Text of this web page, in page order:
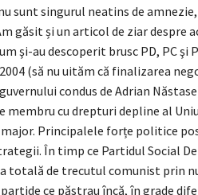
sunt singurul neatins de
găsit și un articol de ziar despre
şi-au descoperit brusc PD, PC şi
(să nu uităm că finalizarea
condus de Adrian
membru cu drepturi depline al
Principalele forțe politice
În timp ce Partidul Social
totală de trecutul comunist prin
ce păstrau încă, în grade